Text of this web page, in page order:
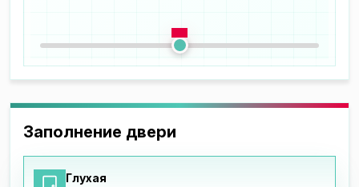
Заполнение двери
Глухая